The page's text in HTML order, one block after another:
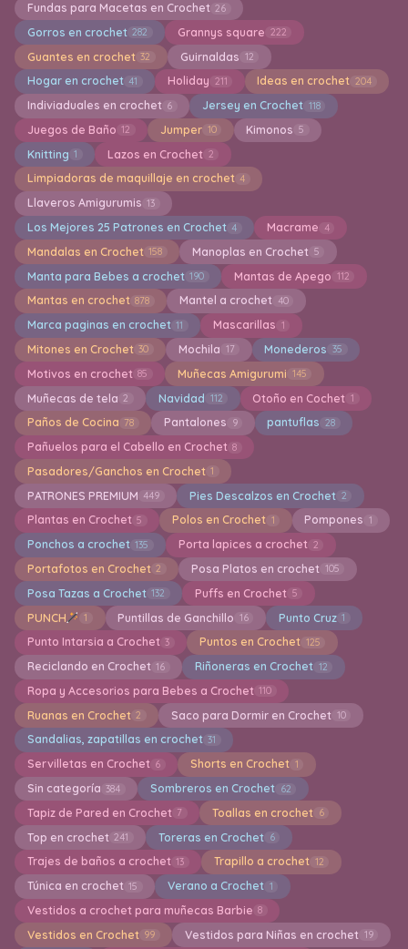
Fundas para Macetas en Crochet 26
Gorros en crochet 282 Grannys square 222
Guantes en crochet 32 Guirnaldas 12
Hogar en crochet 41 Holiday 211 Ideas en crochet 204
Indiviaduales en crochet 6 Jersey en Crochet 118
Juegos de Baño 12 Jumper 10 Kimonos 5
Knitting 1 Lazos en Crochet 2
Limpiadoras de maquillaje en crochet 4
Llaveros Amigurumis 13
Los Mejores 25 Patrones en Crochet 4 Macrame 4
Mandalas en Crochet 158 Manoplas en Crochet 5
Manta para Bebes a crochet 190 Mantas de Apego 112
Mantas en crochet 878 Mantel a crochet 40
Marca paginas en crochet 11 Mascarillas 1
Mitones en Crochet 30 Mochila 17 Monederos 35
Motivos en crochet 85 Muñecas Amigurumi 145
Muñecas de tela 2 Navidad 112 Otoño en Cochet 1
Paños de Cocina 78 Pantalones 9 pantuflas 28
Pañuelos para el Cabello en Crochet 8
Pasadores/Ganchos en Crochet 1
PATRONES PREMIUM 449 Pies Descalzos en Crochet 2
Plantas en Crochet 5 Polos en Crochet 1 Pompones 1
Ponchos a crochet 135 Porta lapices a crochet 2
Portafotos en Crochet 2 Posa Platos en crochet 105
Posa Tazas a Crochet 132 Puffs en Crochet 5
PUNCH 1 Puntillas de Ganchillo 16 Punto Cruz 1
Punto Intarsia a Crochet 3 Puntos en Crochet 125
Reciclando en Crochet 16 Riñoneras en Crochet 12
Ropa y Accesorios para Bebes a Crochet 110
Ruanas en Crochet 2 Saco para Dormir en Crochet 10
Sandalias, zapatillas en crochet 31
Servilletas en Crochet 6 Shorts en Crochet 1
Sin categoría 384 Sombreros en Crochet 62
Tapiz de Pared en Crochet 7 Toallas en crochet 6
Top en crochet 241 Toreras en Crochet 6
Trajes de baños a crochet 13 Trapillo a crochet 12
Túnica en crochet 15 Verano a Crochet 1
Vestidos a crochet para muñecas Barbie 8
Vestidos en Crochet 99 Vestidos para Niñas en crochet 19